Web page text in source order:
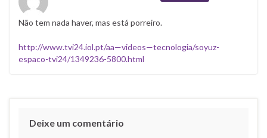
Não tem nada haver, mas está porreiro.
http://www.tvi24.iol.pt/aa—videos—tecnologia/soyuz-
espaco-tvi24/1349236-5800.html
Deixe um comentário